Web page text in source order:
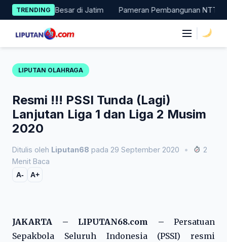
Skip
to
content
TRENDING
11 Besar di Jatim Pameran Pembangunan NTT
LIPUTAN OLAHRAGA
Resmi !!! PSSI Tunda (Lagi)
Lanjutan Liga 1 dan Liga 2 Musim
2020
Ditulis oleh Liputan68 pada 29 September 2020 •
2
Menit Baca
A- A+
JAKARTA – LIPUTAN68.com – Persatuan
Sepakbola Seluruh Indonesia (PSSI) resmi